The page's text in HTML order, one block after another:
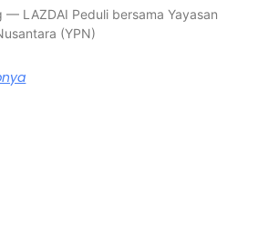
— LAZDAI Peduli bersama Yayasan
(YPN)